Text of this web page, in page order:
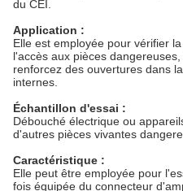
du CEI.
Application :
Elle est employée pour vérifier
l'accès aux pièces
renforcez des ouvertures dans
internes.
Échantillon d'essai :
Débouché électrique ou
d'autres pièces vivantes
Caractéristique :
Elle peut être employée pour
fois équipée du connecteur